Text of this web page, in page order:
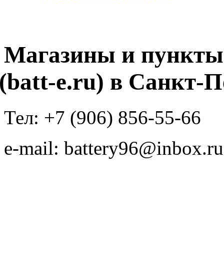
Магазины и
-e.ru) в Санкт-
Тел: +7 (906) 856-55-66
e-mail: battery96@inbox.ru